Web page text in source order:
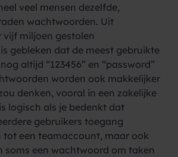
veel mensen dezelfde,
wachtwoorden. Uit
vijf miljoen gestolen
gebleken dat de meest gebruikte
altijd “123456” en “password”
worden ook makkelijker
denken, vooral in een zakelijke
logisch als je bedenkt dat
gebruikers toegang
tot een teamaccount, maar ook
soms een wachtwoord om taken